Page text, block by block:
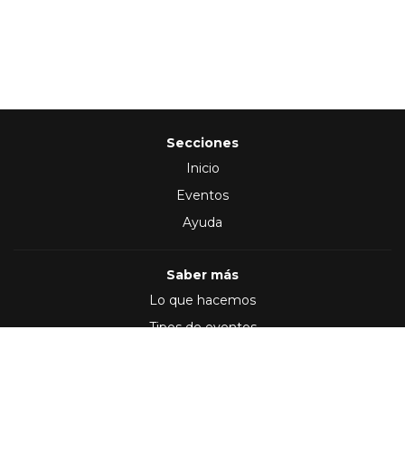
Secciones
Inicio
Eventos
Ayuda
Saber más
Lo que hacemos
Tipos de eventos